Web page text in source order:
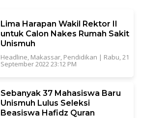
Lima Harapan Wakil Rektor II
untuk Calon Nakes Rumah Sakit
Unismuh
Headline, Makassar, Pendidikan | Rabu, 21
September 2022 23:12 PM
Sebanyak 37 Mahasiswa Baru
Unismuh Lulus Seleksi
Beasiswa Hafidz Quran